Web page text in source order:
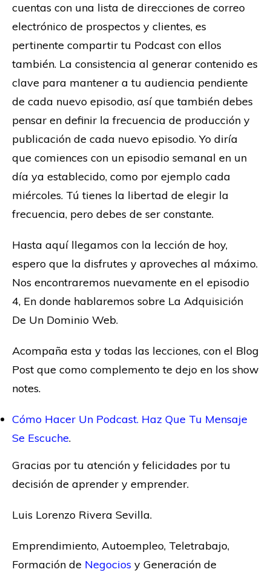
cuentas con una lista de direcciones de correo
electrónico de prospectos y clientes, es
pertinente compartir tu Podcast con ellos
también. La consistencia al generar contenido es
clave para mantener a tu audiencia pendiente
de cada nuevo episodio, así que también debes
pensar en definir la frecuencia de producción y
publicación de cada nuevo episodio. Yo diría
que comiences con un episodio semanal en un
día ya establecido, como por ejemplo cada
miércoles. Tú tienes la libertad de elegir la
frecuencia, pero debes de ser constante.
Hasta aquí llegamos con la lección de hoy,
espero que la disfrutes y aproveches al máximo.
Nos encontraremos nuevamente en el episodio
4, En donde hablaremos sobre La Adquisición
De Un Dominio Web.
Acompaña esta y todas las lecciones, con el Blog
Post que como complemento te dejo en los show
notes.
Cómo Hacer Un Podcast. Haz Que Tu Mensaje
Se Escuche.
Gracias por tu atención y felicidades por tu
decisión de aprender y emprender.
Luis Lorenzo Rivera Sevilla.
Emprendimiento, Autoempleo, Teletrabajo,
Formación de Negocios y Generación de